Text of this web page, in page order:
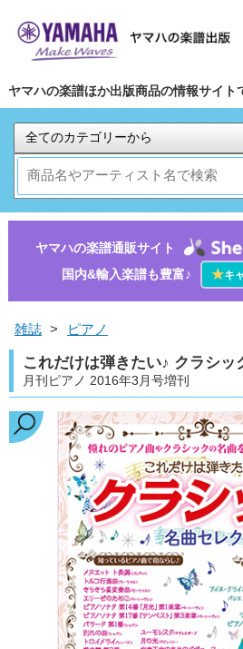
ヤマハの楽譜ほか出版商品の情報サイト
ヤマハの楽譜通販サイト
国内&輸入楽譜も豊富♪
★キ
雑誌 > ピアノ
これだけは弾きたい♪ クラシッ
月刊ピアノ 2016年3月号増刊